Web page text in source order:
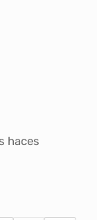
haces